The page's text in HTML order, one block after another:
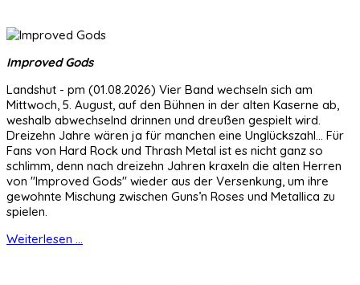
Improved Gods
Landshut - pm (01.08.2026) Vier Band wechseln sich am
Mittwoch, 5. August, auf den Bühnen in der alten Kaserne ab,
weshalb abwechselnd drinnen und dreußen gespielt wird.
Dreizehn Jahre wären ja für manchen eine Unglückszahl... Für
Fans von Hard Rock und Thrash Metal ist es nicht ganz so
schlimm, denn nach dreizehn Jahren kraxeln die alten Herren
von "Improved Gods" wieder aus der Versenkung, um ihre
gewohnte Mischung zwischen Guns’n Roses und Metallica zu
spielen.
Weiterlesen ...